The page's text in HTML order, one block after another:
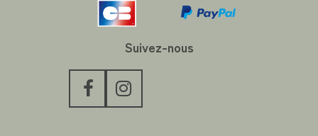
Suivez-nous